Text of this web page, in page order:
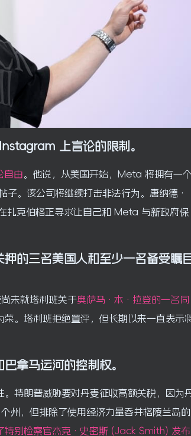
上言论的限制。
自由 。他说，从美国开始，Meta 将拥有一
子。该公司将继续打击非法行为。唐纳德·
扎克伯格正寻求让自己和 Meta 与新政府保
的三名美国人和至少一名备受瞩
未就塔利班关于奥萨马·本·拉登的一名同
。塔利班拒绝置评，但长期以来一直表示
拿马运河的控制权。
。特朗普威胁要对丹麦征收高额关税，因为
州，但排除了使用经济力量吞并格陵兰岛的
特别检察官杰克·史密斯 (Jack Smith) 发布